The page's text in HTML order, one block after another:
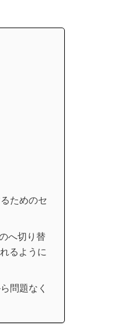
ためのセ
へ切り替
るように
問題なく